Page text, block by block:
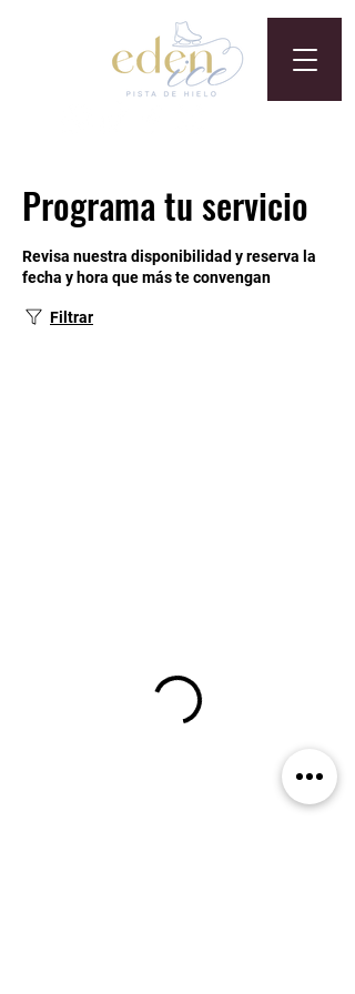
Programa tu servicio
Revisa nuestra disponibilidad y reserva la
fecha y hora que más te convengan
Filtrar